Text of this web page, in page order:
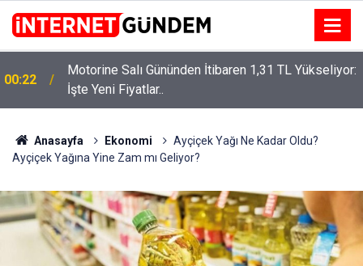
00:22
Motorine Salı Gününden İtibaren 1,31 TL Yükseliyor:
İşte Yeni Fiyatlar..
Anasayfa Ekonomi
Ayçiçek Yağı Ne Kadar Oldu?
Ayçiçek Yağına Yine Zam mı Geliyor?